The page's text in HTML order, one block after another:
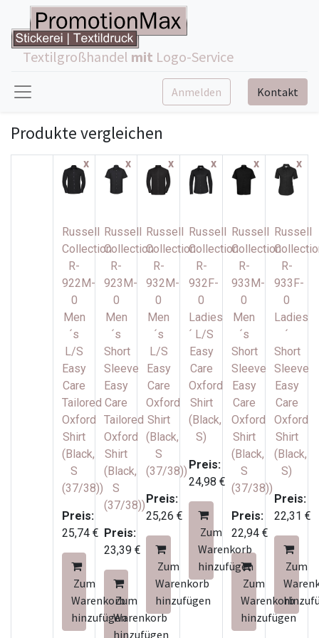
Textilgroßhandel mit Logo-Service
Anmelden Kontakt
Produkte vergleichen
x x x x x x
Russell
Collection
R-
922M-
0
Men
´s
L/S
Easy
Care
Tailored
Oxford
Shirt
(Black,
S
(37/38))
Preis:
25,74 €
Zum
Warenkorb
hinzufügen
Russell
Collection
R-
923M-
0
Men
´s
Short
Sleeve
Easy
Care
Tailored
Oxford
Shirt
(Black,
S
(37/38))
Preis:
23,39 €
Zum
Warenkorb
hinzufügen
Russell
Collection
R-
932M-
0
Men
´s
L/S
Easy
Care
Oxford
Shirt
(Black,
S
(37/38))
Preis:
25,26 €
Zum
Warenkorb
hinzufügen
Russell
Collection
R-
932F-
0
Ladies
´ L/S
Easy
Care
Oxford
Shirt
(Black,
S)
Preis:
24,98 €
Zum
Warenkorb
hinzufügen
Russell
Collection
R-
933M-
0
Men
´s
Short
Sleeve
Easy
Care
Oxford
Shirt
(Black,
S
(37/38))
Preis:
22,94 €
Zum
Warenkorb
hinzufügen
Russell
R-
933F-
0
Ladies
´
Short
Sleeve
Easy
Care
Oxford
Shirt
(Black,
S)
Preis:
22,31 €
Zum